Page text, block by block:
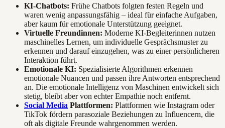
KI-Chatbots: Frühe Chatbots folgten festen Regeln und
waren wenig anpassungsfähig – ideal für einfache Aufgaben,
aber kaum für emotionale Unterstützung geeignet.
Virtuelle Freundinnen: Moderne KI-Begleiterinnen nutzen
maschinelles Lernen, um individuelle Gesprächsmuster zu
erkennen und darauf einzugehen, was zu einer persönlicheren
Interaktion führt.
Emotionale KI: Spezialisierte Algorithmen erkennen
emotionale Nuancen und passen ihre Antworten entsprechend
an. Die emotionale Intelligenz von Maschinen entwickelt sich
stetig, bleibt aber von echter Empathie noch entfernt.
Social Media Plattformen: Plattformen wie Instagram oder
TikTok fördern parasoziale Beziehungen zu Influencern, die
oft als digitale Freunde wahrgenommen werden.